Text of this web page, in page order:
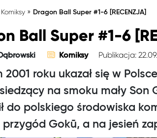
Komiksy » Dragon Ball Super #1-6 [RECENZJA]
Ball Super #1-6
Komiksy Publikacja:
2001 roku ukazał się w
na smoku mały
do polskiego środowiska
Gokū, a na jesień